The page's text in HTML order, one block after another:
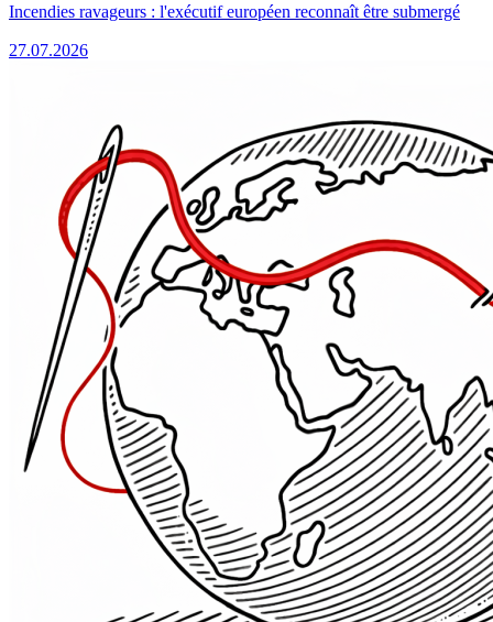
Incendies ravageurs : l'exécutif européen reconnaît être submergé
27.07.2026